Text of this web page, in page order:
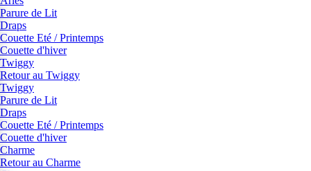
Parure de Lit
Draps
Couette Eté / Printemps
Couette d'hiver
Twiggy
Retour au Twiggy
Twiggy
Parure de Lit
Draps
Couette Eté / Printemps
Couette d'hiver
Charme
Retour au Charme